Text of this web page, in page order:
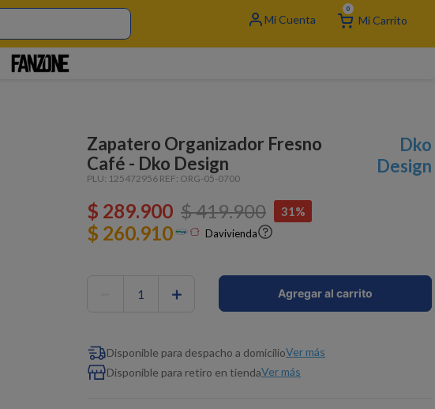
0
Zapatero Organizador Fresno
Café - Dko Design
PLU: 125472956 REF: ORG-05-0700
Dko
Design
$ 289.900 $419.900 31%
$ 260.910 Davivienda
＋ Agregar al carrito
Disponible para despacho a domicilioVer más
Disponible para retiro en tiendaVer más